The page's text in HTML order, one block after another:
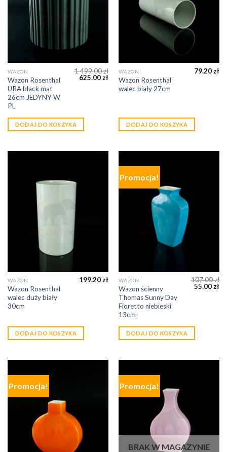
WAZON
Wazon Rosenthal
URA black mat
26cm JEDYNY W
PL
1 499.00zł
625.00 zł
DODAJ DO KOSZYKA
WAZON
Wazon Rosenthal
walec biały 27cm
79.20 zł
DODAJ DO KOSZYKA
WAZON
Wazon Rosenthal
walec duży biały
30cm
199.20 zł
DODAJ DO KOSZYKA
Promocja!
WAZON
Wazon ścienny
Thomas Sunny Day
Fioretto niebieski
13cm
107.00zł
55.00 zł
DODAJ DO KOSZYKA
Promocja! Promocja!
BRAK W MAGAZYNIE